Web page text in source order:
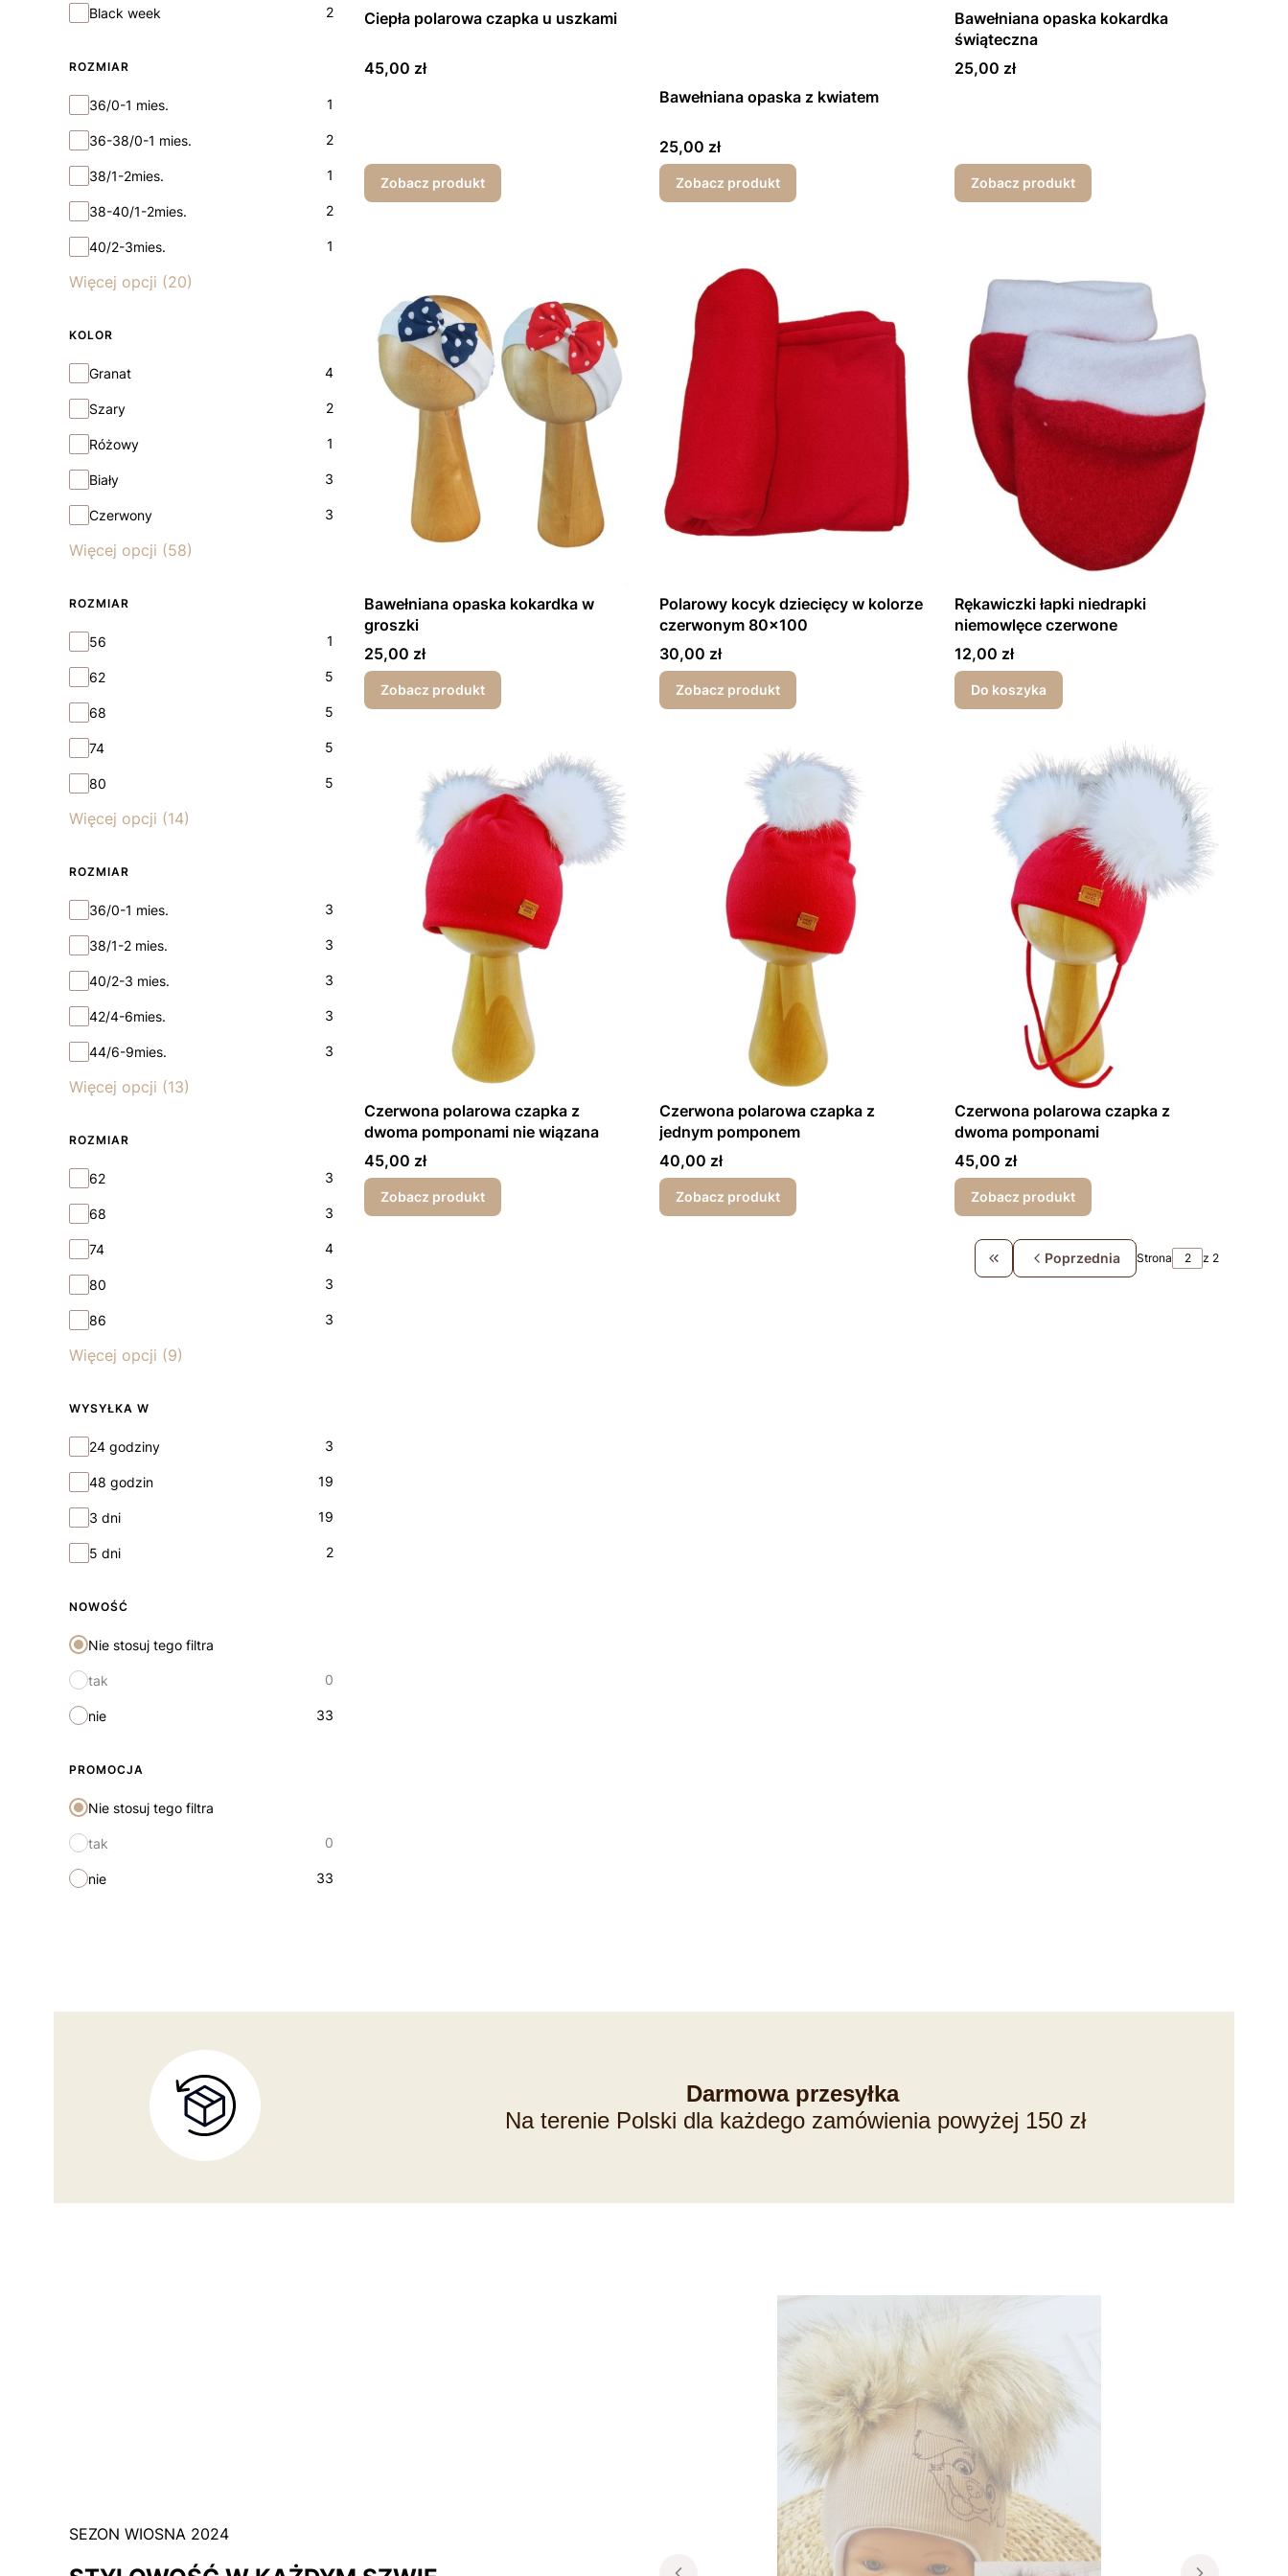
Kolekcja
Black week 2
ROZMIAR
rozmiar
36/0-1 mies. 1
36-38/0-1 mies. 2
38/1-2mies. 1
38-40/1-2mies. 2
40/2-3mies. 1
Więcej opcji (20)
KOLOR
Kolor
Granat 4
Szary 2
Różowy 1
Biały 3
Czerwony 3
Więcej opcji (58)
ROZMIAR
Rozmiar
56 1
62 5
68 5
74 5
80 5
Więcej opcji (14)
ROZMIAR
Rozmiar
36/0-1 mies. 3
38/1-2 mies. 3
40/2-3 mies. 3
42/4-6mies. 3
44/6-9mies. 3
Więcej opcji (13)
ROZMIAR
Rozmiar
62 3
68 3
74 4
80 3
86 3
Więcej opcji (9)
WYSYŁKA W
Wysyłka w
24 godziny 3
48 godzin 19
3 dni 19
5 dni 2
NOWOŚĆ
Nie stosuj tego filtra
tak 0
nie 33
PROMOCJA
Nie stosuj tego filtra
tak 0
nie 33
Ciepła polarowa czapka u uszkami
Cena
45,00 zł
Zobacz produkt
Bawełniana opaska z kwiatem
Cena
25,00 zł
Zobacz produkt
Bawełniana opaska kokardka
świąteczna
Cena
25,00 zł
Zobacz produkt
Bawełniana opaska kokardka w
groszki
Cena
25,00 zł
Zobacz produkt
Polarowy kocyk dziecięcy w kolorze
czerwonym 80x100
Cena
30,00 zł
Zobacz produkt
Rękawiczki łapki niedrapki
niemowlęce czerwone
Cena
12,00 zł
Do koszyka
Czerwona polarowa czapka z
dwoma pomponami nie wiązana
Cena
45,00 zł
Zobacz produkt
Czerwona polarowa czapka z
jednym pomponem
Cena
40,00 zł
Zobacz produkt
Czerwona polarowa czapka z
dwoma pomponami
Cena
45,00 zł
Zobacz produkt
Wróć do pierwszej strony z produktami
Poprzednia Strona z 2
Darmowa przesyłka
Na terenie Polski dla każdego zamówienia powyżej 150 zł
SEZON WIOSNA 2024